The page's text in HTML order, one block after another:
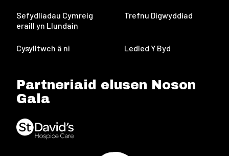
Sefydliadau Cymreig
eraill yn Llundain
Trefnu Digwyddiad
Cysylltwch â ni Ledled Y Byd
Partneriaid elusen Noson
Gala